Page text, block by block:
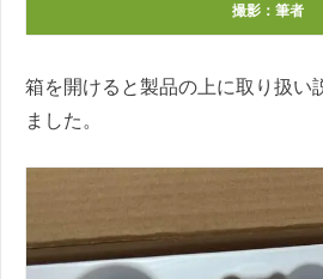
撮影：筆者
箱を開けると製品の上に取り扱い
ました。